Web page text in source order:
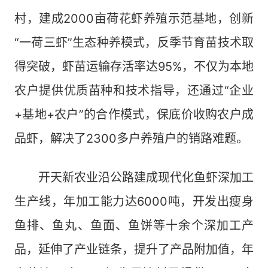
村，建成2000亩荷花虾养殖示范基地，创新
“一荷三虾”生态种养模式，反季节育苗技术取
得突破，虾苗运输存活率达95%，不仅为本地
农户提供优质苗种和技术指导，还通过“企业
+基地+农户”的合作模式，保底价收购农户成
品虾，解决了2300多户养殖户的销路难题。
开天新农业沿公路建成现代化鱼虾深加工
生产线，年加工能力达6000吨，开发出瘦身
鱼排、鱼丸、鱼面、鱼饼等十余个深加工产
品，延伸了产业链条，提升了产品附加值，年